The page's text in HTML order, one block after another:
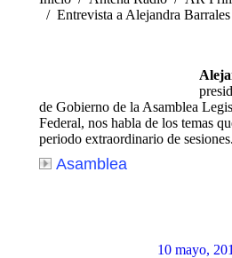
Entrevista a Alejandra Barrales
de Gobierno de la Asamblea
Federal, nos habla de los temas
periodo extraordinario de sesiones.
Asamblea
10 mayo,